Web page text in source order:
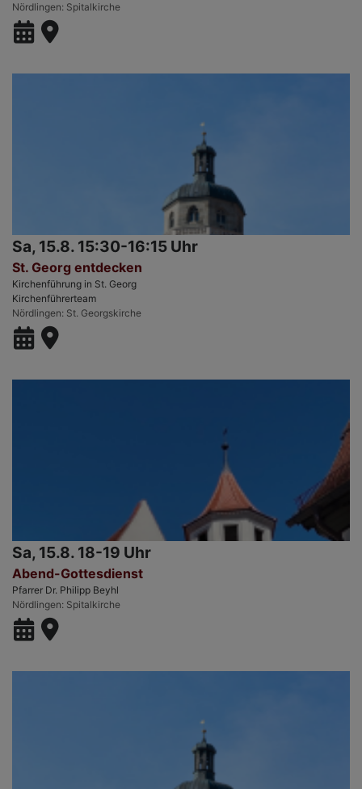
Nördlingen Spitalkirche
Sa, 15.8. 15:30-16:15 Uhr
St. Georg entdecken
Kirchenführung in St. Georg
Kirchenführerteam
Nördlingen St. Georgskirche
Sa, 15.8. 18-19 Uhr
Abend-Gottesdienst
Pfarrer Dr. Philipp Beyhl
Nördlingen Spitalkirche